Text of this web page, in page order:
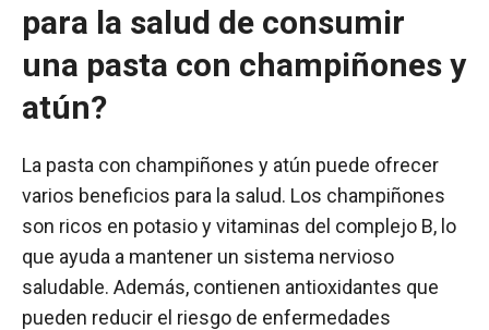
para la salud de consumir
una pasta con champiñones y
atún?
La pasta con champiñones y atún puede ofrecer
varios beneficios para la salud. Los champiñones
son ricos en potasio y vitaminas del complejo B, lo
que ayuda a mantener un sistema nervioso
saludable. Además, contienen antioxidantes que
pueden reducir el riesgo de enfermedades